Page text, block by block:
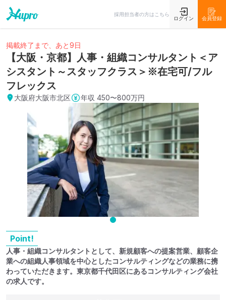
採用担当者の方はこちら
ログイン 会員登録
掲載終了まで、あと9日
【大阪・京都】人事・組織コンサルタント＜ア
シスタント～スタッフクラス＞※在宅可/フル
フレックス
大阪府大阪市北区 年収 450〜800万円
Point!
人事・組織コンサルタントとして、新規顧客への提案営業、顧客企
業への組織人事領域を中心としたコンサルティングなどの業務に携
わっていただきます。東京都千代田区にあるコンサルティング会社
の求人です。